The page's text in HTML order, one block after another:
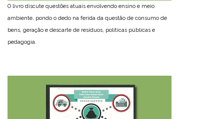
O livro discute questões atuais envolvendo ensino e meio
ambiente, pondo o dedo na ferida da questão de consumo de
bens, geração e descarte de resíduos, políticas públicas e
pedagogia.